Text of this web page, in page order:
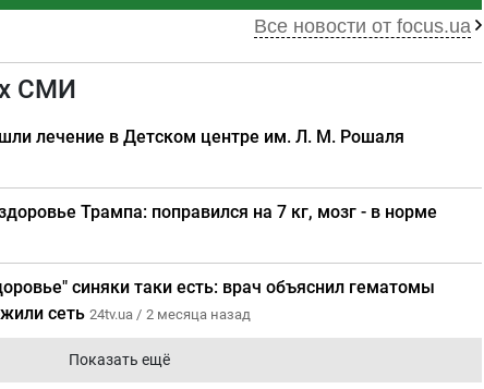
Все новости от focus.ua
СМИ
лечение в Детском центре им. Л. М. Рошаля
Трампа: поправился на 7 кг, мозг - в норме
синяки таки есть: врач объяснил гематомы
сеть 24tv.ua / 2 месяца назад
Показать ещё